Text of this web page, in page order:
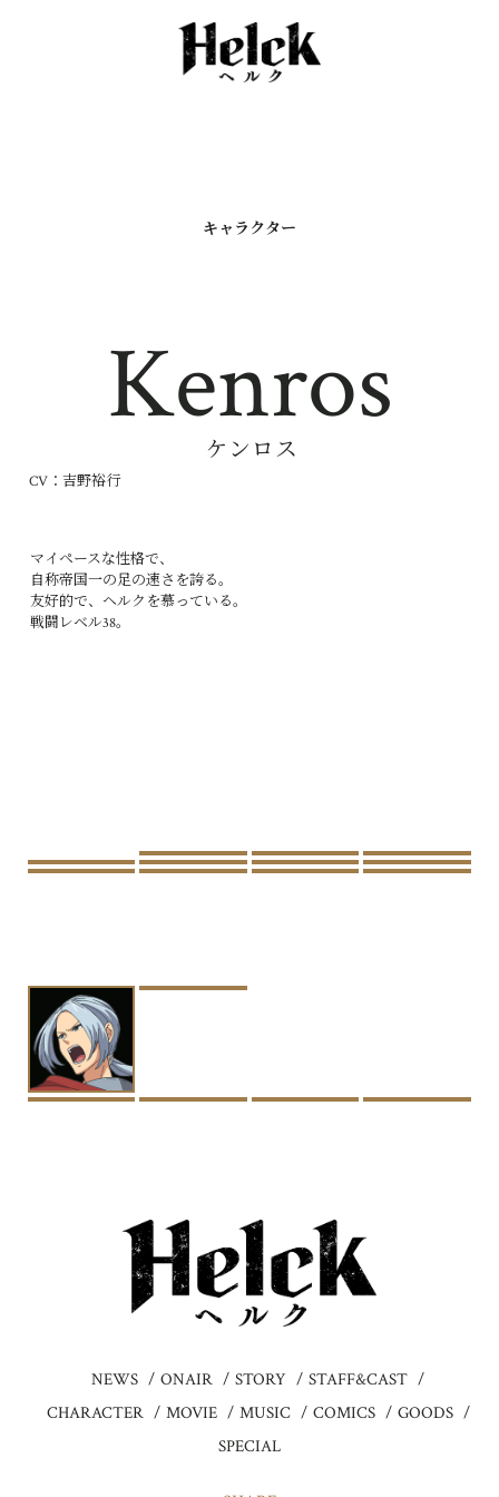
ac
キャラクター
Kenros
ケンロス
CV：吉野裕行
マイペースな性格で、
自称帝国一の足の速さを誇る。
友好的で、ヘルクを慕っている。
戦闘レベル38。
NEWS ONAIR STORY
STAFF&CAST
CHARACTER
MOVIE MUSIC COMICS
GOODS
SPECIAL